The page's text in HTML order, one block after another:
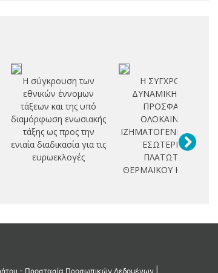
Η σύγκρουση των
εθνικών έννομων
τάξεων και της υπό
διαμόρφωση ενωσιακής
τάξης ως προς την
ενιαία διαδικασία για τις
ευρωεκλογές
Η ΣΥΓΧΡΟΝΗ
ΔΥΝΑΜΙΚΗ ΚΑΙ Η
ΠΡΟΣΦΑΤΗ
ΟΛΟΚΑΙΝΙΚΗ
ΙΖΗΜΑΤΟΓΕΝΕΣΗ ΣΤΟ
ΕΣΩΤΕΡΙΚΟ
ΠΛΑΤΩΤΟΥ
ΘΕΡΜΑΙΚΟΥ ΚΟΛΠΟΥ